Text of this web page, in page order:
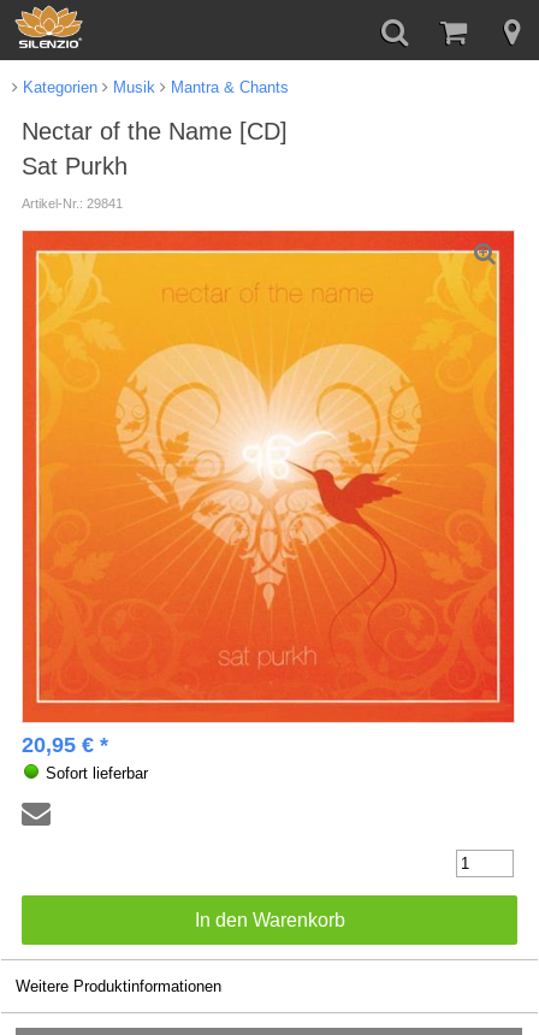
Kategorien Musik Mantra & Chants
Nectar of the Name [CD]
Sat Purkh
Artikel-Nr.: 29841
20,95 € *
Sofort lieferbar
Weitere Produktinformationen